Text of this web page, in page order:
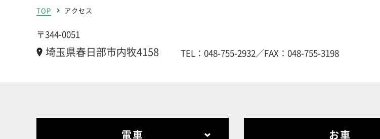
TOP アクセス
〒344-0051
埼玉県春日部市内牧4158 TEL： 048-755-2932／FAX：048-755-3198
電車 お車